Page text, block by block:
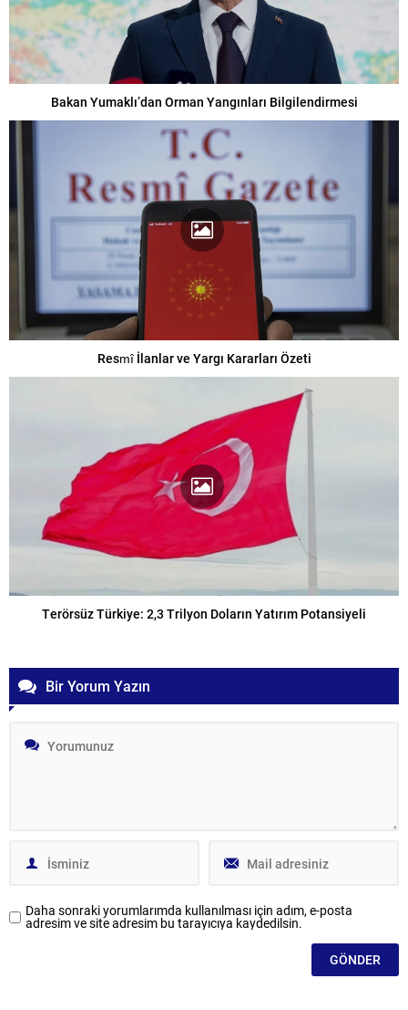
Bakan Yumaklı’dan Orman Yangınları Bilgilendirmesi
Resmî İlanlar ve Yargı Kararları Özeti
Terörsüz Türkiye: 2,3 Trilyon Doların Yatırım Potansiyeli
Bir Yorum Yazın
Daha sonraki yorumlarımda kullanılması için adım, e-posta
adresim ve site adresim bu tarayıcıya kaydedilsin.